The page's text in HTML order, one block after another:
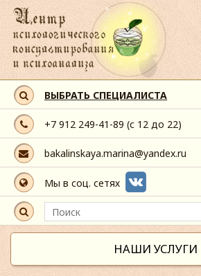
ВЫБРАТЬ СПЕЦИАЛИСТА
+7 912 249-41-89 (с 12 до 22)
bakalinskaya.marina@yandex.ru
Мы в соц. сетях
НАШИ УСЛУГИ